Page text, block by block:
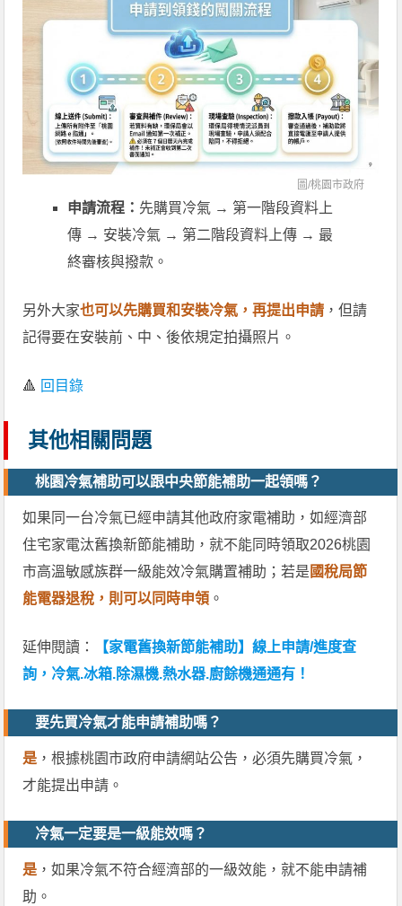
圖/桃園市政府
申請流程： 先購買冷氣 → 第一階段資料上
傳 → 安裝冷氣 → 第二階段資料上傳 → 最
終審核與撥款。
另外大家也可以先購買和安裝冷氣，再提出申請 ，但請
記得要在安裝前、中、後依規定拍攝照片。
🔺 回目錄
其他相關問題
桃園冷氣補助可以跟中央節能補助一起領嗎？
如果同一台冷氣已經申請其他政府家電補助，如經濟部
住宅家電汰舊換新節能補助，就不能同時領取2026桃園
市高溫敏感族群一級能效冷氣購置補助；若是 國稅局節
能電器退稅，則可以同時申領 。
延伸閱讀：
【家電舊換新節能補助】線上申請/進度查
詢，冷氣.冰箱.除濕機.熱水器.廚餘機通通有！
要先買冷氣才能申請補助嗎？
是 ，根據桃園市政府申請網站公告，必須先購買冷氣，
才能提出申請。
冷氣一定要是一級能效嗎？
是 ，如果冷氣不符合經濟部的一級效能，就不能申請補
助。